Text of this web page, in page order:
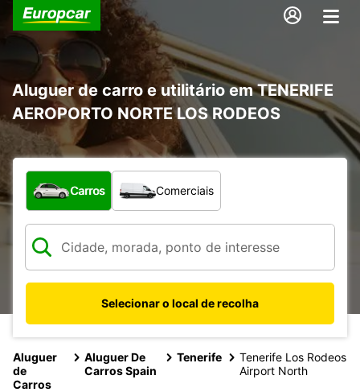
Aluguer de carro e utilitário em TENERIFE
AEROPORTO NORTE LOS RODEOS
Que tipo de veículo pretende?
Carros Comerciais
Selecionar o local de recolha
Aluguer
de
Carros
Aluguer De
Carros Spain
Tenerife
Tenerife Los Rodeos
Airport North